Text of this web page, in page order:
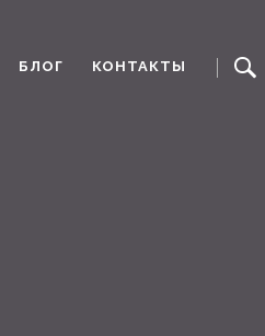
БЛОГ КОНТАКТЫ